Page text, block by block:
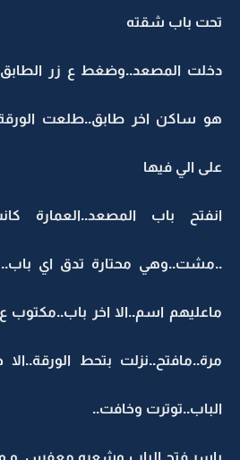
تحت باب شقته
دخلت المصعد..وضغط ع زر الطابق
هو ساكن اخر طابق..طلعت
على الي فيها
انفتح باب المصعد..العمارة
..مشت..وهي محتارة تدق اي
ماعليهم اسم..الا اخر باب..مكتوب
مرة..مافتح..نزلت بتحط
الباب..توترت وخافت..
ياسر فتح الباب وشعره معفس..و